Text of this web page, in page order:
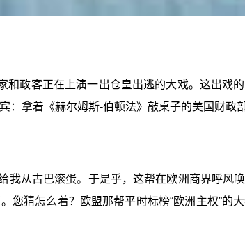
和政客正在上演一出仓皇出逃的大戏。这出
：拿着《赫尔姆斯-伯顿法》敲桌子的美国财政
我从古巴滚蛋。于是乎，这帮在欧洲商界呼
您猜怎么着？欧盟那帮平时标榜“欧洲主权”的